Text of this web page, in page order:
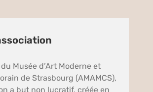
Musée d’Art Moderne et
de Strasbourg (AMAMCS),
a but non lucratif, créée en